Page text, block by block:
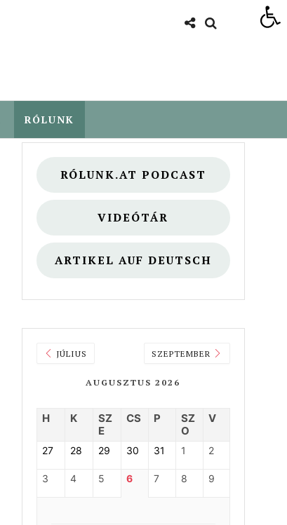
RÓLUNK
RÓLUNK.AT PODCAST
VIDEÓTÁR
ARTIKEL AUF DEUTSCH
JÚLIUS
AUGUSZTUS 2026
SZEPTEMBER
H K
SZ
E
CS P
SZ
O
V
27 28 29 30 31 1 2
3 4 5 6 7 8 9